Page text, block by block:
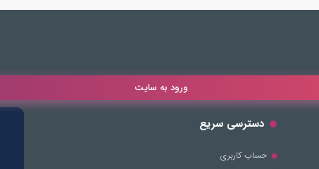
ورود به سایت
دسترسی سریع
حساب کاربری